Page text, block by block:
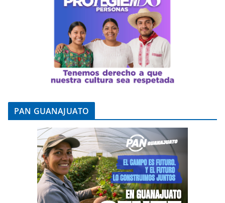
PAN GUANAJUATO